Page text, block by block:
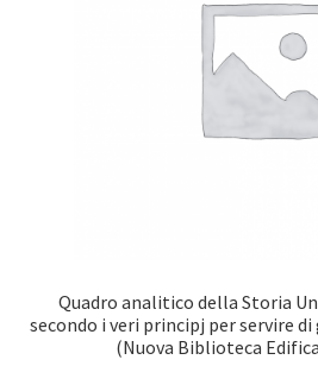
Quadro analitico della Storia
secondo i veri principj per servire
(Nuova Biblioteca